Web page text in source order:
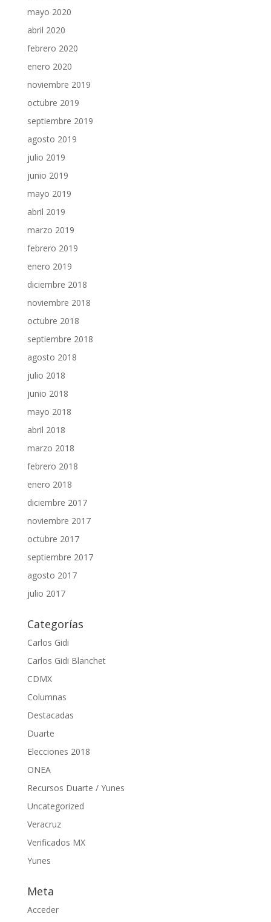
mayo 2020
abril 2020
febrero 2020
enero 2020
noviembre 2019
octubre 2019
septiembre 2019
agosto 2019
julio 2019
junio 2019
mayo 2019
abril 2019
marzo 2019
febrero 2019
enero 2019
diciembre 2018
noviembre 2018
octubre 2018
septiembre 2018
agosto 2018
julio 2018
junio 2018
mayo 2018
abril 2018
marzo 2018
febrero 2018
enero 2018
diciembre 2017
noviembre 2017
octubre 2017
septiembre 2017
agosto 2017
julio 2017
Categorías
Carlos Gidi
Carlos Gidi Blanchet
CDMX
Columnas
Destacadas
Duarte
Elecciones 2018
ONEA
Recursos Duarte / Yunes
Uncategorized
Veracruz
Verificados MX
Yunes
Meta
Acceder